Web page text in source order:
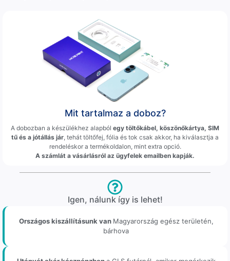
Mit tartalmaz a doboz?
A dobozban a készülékhez alapból egy töltőkábel, köszönőkártya, SIM
tű és a jótállás jár , tehát töltőfej, fólia és tok csak akkor, ha kiválasztja a
rendeléskor a termékoldalon, mint extra opció.
A számlát a vásárlásról az ügyfelek emailben kapják.
Igen, nálunk így is lehet!
Országos kiszállításunk van Magyarország egész területén,
bárhova